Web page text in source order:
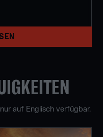
auf Englisch verfügbar.